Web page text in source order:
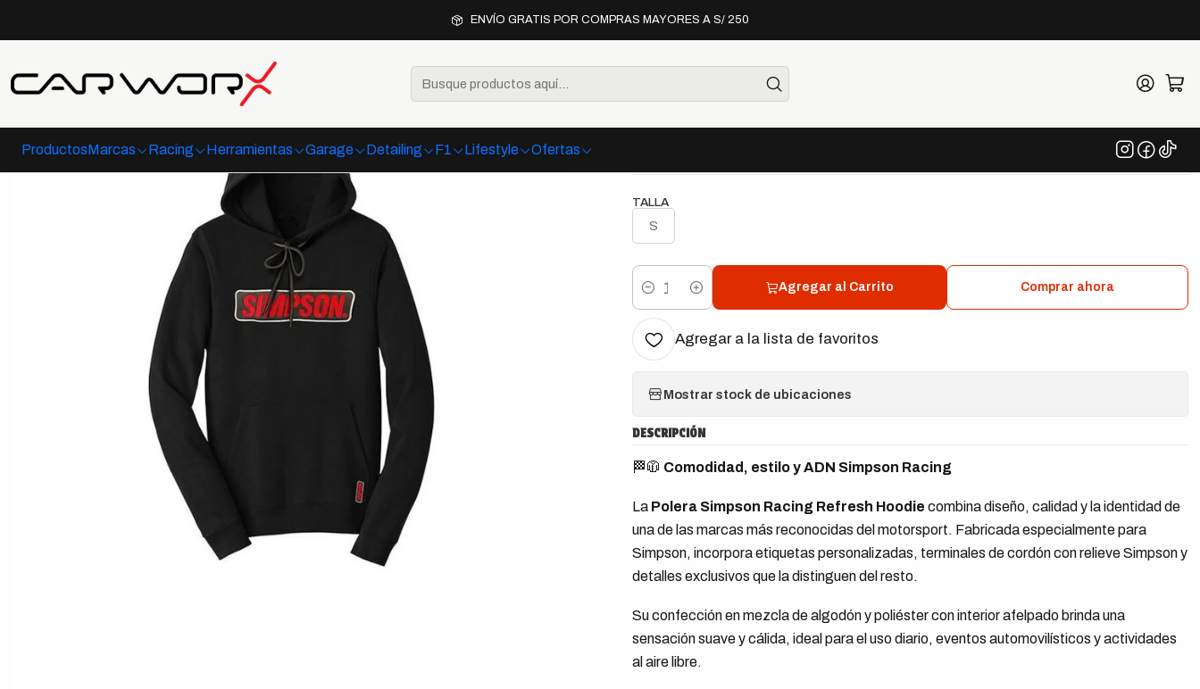
ProductosMarcas Racing Herramientas Garage Detailing F1 Lifestyle Ofertas
ENVÍO GRATIS POR COMPRAS MAYORES A S/ 250
Ofertas Liquidación Polera Simpson Racing Refresh Hoodie
Polera Simpson Racing Refresh
Hoodie
TALLA
S
Cantidad
Agregar al Carrito Comprar ahora
Agregar a la lista de favoritos
Mostrar stock de ubicaciones
DESCRIPCIÓN
🏁🧥 Comodidad, estilo y ADN Simpson Racing
La Polera Simpson Racing Refresh Hoodie combina diseño, calidad y la identidad de
una de las marcas más reconocidas del motorsport. Fabricada especialmente para
Simpson, incorpora etiquetas personalizadas, terminales de cordón con relieve Simpson y
detalles exclusivos que la distinguen del resto.
Su confección en mezcla de algodón y poliéster con interior afelpado brinda una
sensación suave y cálida, ideal para el uso diario, eventos automovilísticos y actividades
al aire libre.